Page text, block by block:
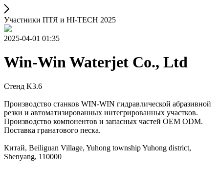
Участники ПТЯ и HI-TECH 2025
2025-04-01 01:35
Win-Win Waterjet Co., Ltd
Стенд K3.6
Производство станков WIN-WIN гидравлической абразивной
резки и автоматизированных интегрированных участков.
Производство компонентов и запасных частей OEM ODM.
Поставка гранатового песка.
Китай, Beiliguan Village, Yuhong township Yuhong district,
Shenyang, 110000